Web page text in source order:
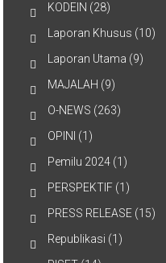
KODEIN (28)
Laporan Khusus (10)
Laporan Utama (9)
MAJALAH (9)
O-NEWS (263)
OPINI (1)
Pemilu 2024 (1)
PERSPEKTIF (1)
PRESS RELEASE (15)
Republikasi (1)